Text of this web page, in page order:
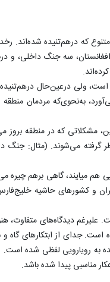
که درهم‌تنیده شده‌اند.
سه جنگ داخلی، و
ولی درعین‌حال
به‌نحوی‌که مردمان منطقه
مشکلاتی که در منطقه
نظر گرفته می‌شوند. (مثال:
هم میایند، گاهی برهم چیره
و کشورهای حاشیه
علیرغم دیدگاه‌های
جدای از ابتکارهای گاه و
به رویارویی لفظی شده
مناسبی پیدا شده باشد.